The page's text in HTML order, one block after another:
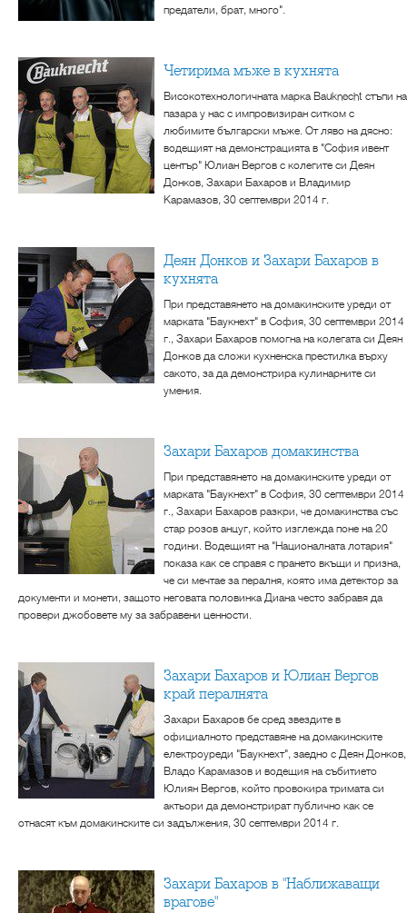
предатели, брат, много".
Четирима мъже в кухнята
Високотехнологичната марка Bauknecht стъпи на
пазара у нас с импровизиран ситком с
любимите български мъже. От ляво на дясно:
водещият на демонстрацията в "София ивент
център" Юлиан Вергов с колегите си Деян
Донков, Захари Бахаров и Владимир
Карамазов, 30 септември 2014 г.
Деян Донков и Захари Бахаров в
кухнята
При представянето на домакинските уреди от
марката "Баукнехт" в София, 30 септември 2014
г., Захари Бахаров помогна на колегата си Деян
Донков да сложи кухненска престилка върху
сакото, за да демонстрира кулинарните си
умения.
Захари Бахаров домакинства
При представянето на домакинските уреди от
марката "Баукнехт" в София, 30 септември 2014
г., Захари Бахаров разкри, че домакинства със
стар розов анцуг, който изглежда поне на 20
години. Водещият на "Националната лотария"
показа как се справя с прането вкъщи и призна,
че си мечтае за пералня, която има детектор за
документи и монети, защото неговата половинка Диана често забравя да
провери джобовете му за забравени ценности.
Захари Бахаров и Юлиан Вергов
край пералнята
Захари Бахаров бе сред звездите в
официалното представяне на домакинските
електроуреди "Баукнехт", заедно с Деян Донков,
Владо Карамазов и водещия на събитието
Юлиян Вергов, който провокира тримата си
актьори да демонстрират публично как се
отнасят към домакинските си задължения, 30 септември 2014 г.
Захари Бахаров в "Наближаващи
врагове"